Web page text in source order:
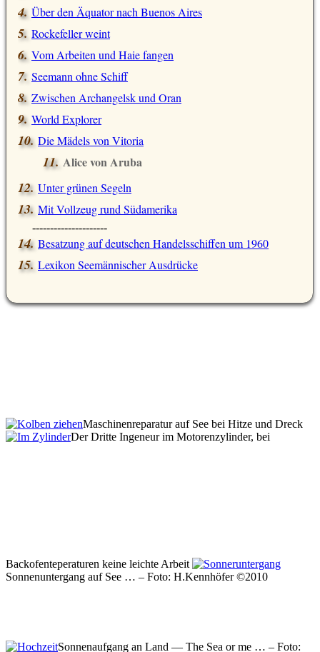
Über den Äquator nach Buenos Aires
Rockefeller weint
Vom Arbeiten und Haie fangen
Seemann ohne Schiff
Zwischen Archangelsk und Oran
World Explorer
Die Mädels von Vitoria
Alice von Aruba
Unter grünen Segeln
Mit Vollzeug rund Südamerika
---------------------
Besatzung auf deutschen Handelsschiffen um 1960
Lexikon Seemännischer Ausdrücke
Maschinenreparatur auf See bei Hitze und Dreck
Der Dritte Ingeneur im Motorenzylinder, bei
Backofenteperaturen keine leichte Arbeit
Sonnenuntergang auf See … – Foto: H.Kennhöfer ©2010
Sonnenaufgang an Land — The Sea or me … – Foto: